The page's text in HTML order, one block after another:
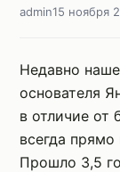
admin15 ноября
Недавно
основателя
в отличие от
всегда
Прошло 3,5